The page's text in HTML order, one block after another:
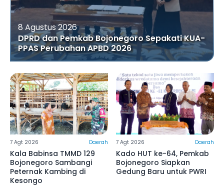
8 Agustus 2026
DPRD dan Pemkab Bojonegoro Sepakati KUA-
PPAS Perubahan APBD 2026
7 Agt 2026 Daerah
Kala Babinsa TMMD 129
Bojonegoro Sambangi
Peternak Kambing di
Kesongo
7 Agt 2026 Daerah
Kado HUT ke-64, Pemkab
Bojonegoro Siapkan
Gedung Baru untuk PWRI